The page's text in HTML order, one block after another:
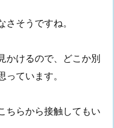
そうですね。
かけるので、どこか別
ています。
ちらから接触してもい